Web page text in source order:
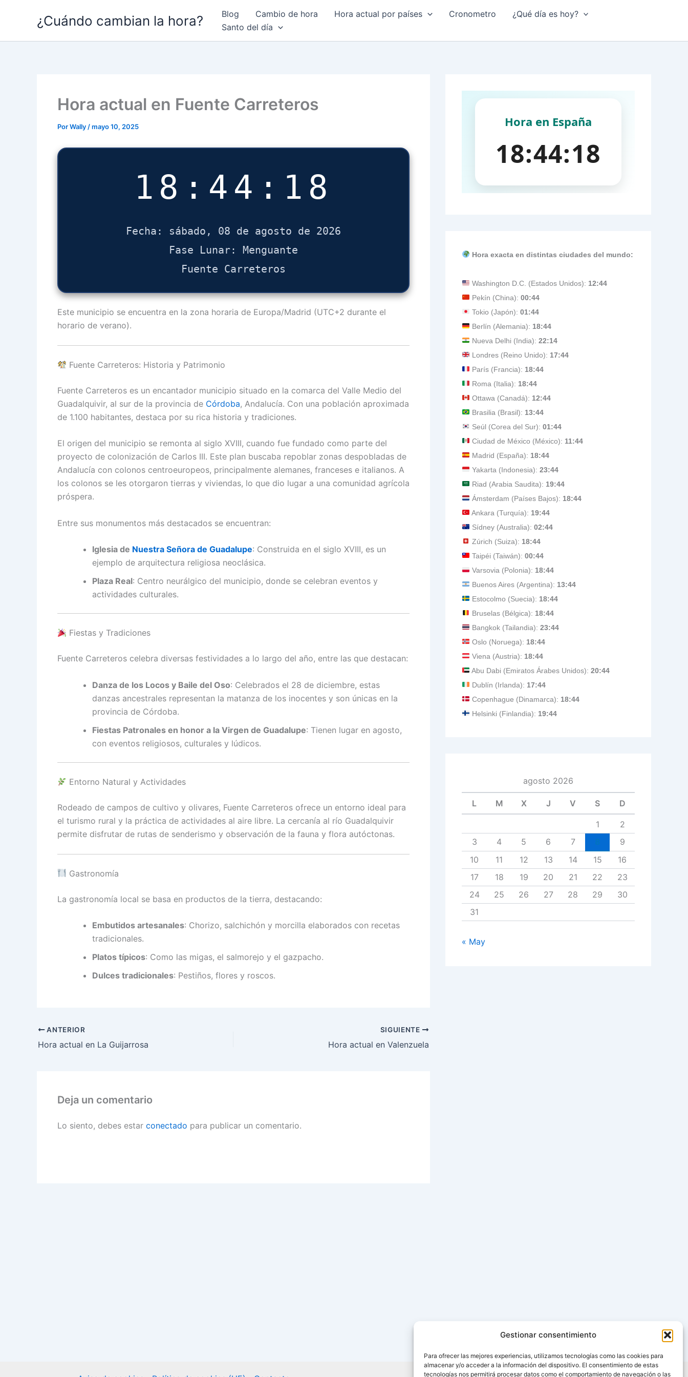
Gestionar consentimiento
Para ofrecer las mejores experiencias, utilizamos tecnologías como las cookies para
almacenar y/o acceder a la información del dispositivo. El consentimiento de estas
tecnologías nos permitirá procesar datos como el comportamiento de navegación o las
¿Cuándo cambian la hora? Blog Cambio de hora Hora actual por países Cronometro
¿Qué día es hoy?
Santo del día
Hora actual en Fuente Carreteros
PorWally /mayo 10, 2025
18:44:19
Fecha: sábado, 08 de agosto de 2026
Fase Lunar: Menguante
Fuente Carreteros
Este municipio se encuentra en la zona horaria de Europa/Madrid (UTC+2 durante el
horario de verano).
Fuente Carreteros: Historia y Patrimonio
Fuente Carreteros es un encantador municipio situado en la comarca del Valle Medio del
Guadalquivir, al sur de la provincia de Córdoba, Andalucía. Con una población aproximada
de 1.100 habitantes, destaca por su rica historia y tradiciones.
El origen del municipio se remonta al siglo XVIII, cuando fue fundado como parte del
proyecto de colonización de Carlos III. Este plan buscaba repoblar zonas despobladas de
Andalucía con colonos centroeuropeos, principalmente alemanes, franceses e italianos. A
los colonos se les otorgaron tierras y viviendas, lo que dio lugar a una comunidad agrícola
próspera.
Entre sus monumentos más destacados se encuentran:
Iglesia de Nuestra Señora de Guadalupe: Construida en el siglo XVIII, es un
ejemplo de arquitectura religiosa neoclásica.
Plaza Real: Centro neurálgico del municipio, donde se celebran eventos y
actividades culturales.
Fiestas y Tradiciones
Fuente Carreteros celebra diversas festividades a lo largo del año, entre las que destacan:
Danza de los Locos y Baile del Oso: Celebrados el 28 de diciembre, estas
danzas ancestrales representan la matanza de los inocentes y son únicas en la
provincia de Córdoba.
Fiestas Patronales en honor a la Virgen de Guadalupe: Tienen lugar en agosto,
con eventos religiosos, culturales y lúdicos.
Entorno Natural y Actividades
Rodeado de campos de cultivo y olivares, Fuente Carreteros ofrece un entorno ideal para
el turismo rural y la práctica de actividades al aire libre. La cercanía al río Guadalquivir
permite disfrutar de rutas de senderismo y observación de la fauna y flora autóctonas.
Gastronomía
La gastronomía local se basa en productos de la tierra, destacando:
Embutidos artesanales: Chorizo, salchichón y morcilla elaborados con recetas
tradicionales.
Platos típicos: Como las migas, el salmorejo y el gazpacho.
Dulces tradicionales: Pestiños, flores y roscos.
ANTERIOR
Hora actual en La Guijarrosa
SIGUIENTE
Hora actual en Valenzuela
Deja un comentario
Lo siento, debes estar conectado para publicar un comentario.
Hora exacta en distintas ciudades del mundo:
Washington D.C. (Estados Unidos): 12:44
Pekín (China): 00:44
Tokio (Japón): 01:44
Berlín (Alemania): 18:44
Nueva Delhi (India): 22:14
Londres (Reino Unido): 17:44
París (Francia): 18:44
Roma (Italia): 18:44
Ottawa (Canadá): 12:44
Brasilia (Brasil): 13:44
Seúl (Corea del Sur): 01:44
Ciudad de México (México): 11:44
Madrid (España): 18:44
Yakarta (Indonesia): 23:44
Riad (Arabia Saudita): 19:44
Ámsterdam (Países Bajos): 18:44
Ankara (Turquía): 19:44
Sídney (Australia): 02:44
Zúrich (Suiza): 18:44
Taipéi (Taiwán): 00:44
Varsovia (Polonia): 18:44
Buenos Aires (Argentina): 13:44
Estocolmo (Suecia): 18:44
Bruselas (Bélgica): 18:44
Bangkok (Tailandia): 23:44
Oslo (Noruega): 18:44
Viena (Austria): 18:44
Abu Dabi (Emiratos Árabes Unidos): 20:44
Dublín (Irlanda): 17:44
Copenhague (Dinamarca): 18:44
Helsinki (Finlandia): 19:44
agosto 2026
L M X J V S D
1
2
3
4 5 6 7
9
10
11 12 13 14 15
16
17
18 19 20 21 22
23
24
25 26 27 28 29
30
31
« May